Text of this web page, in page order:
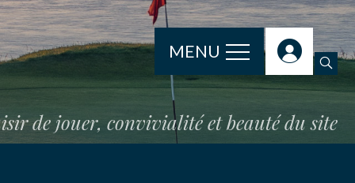
MENU
de jouer, convivialité et beauté du site